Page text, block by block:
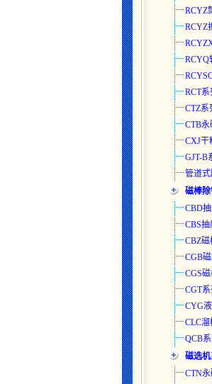
RCYZ
RCYZ
RCYQ
RCT
CTZ系
CTB
CXJ干
GJT-B
管道
磁棒除
CBD
CBS
CBZ
CGB
CGS
CGT
CYG
CLC
QCB
磁选机
CTN